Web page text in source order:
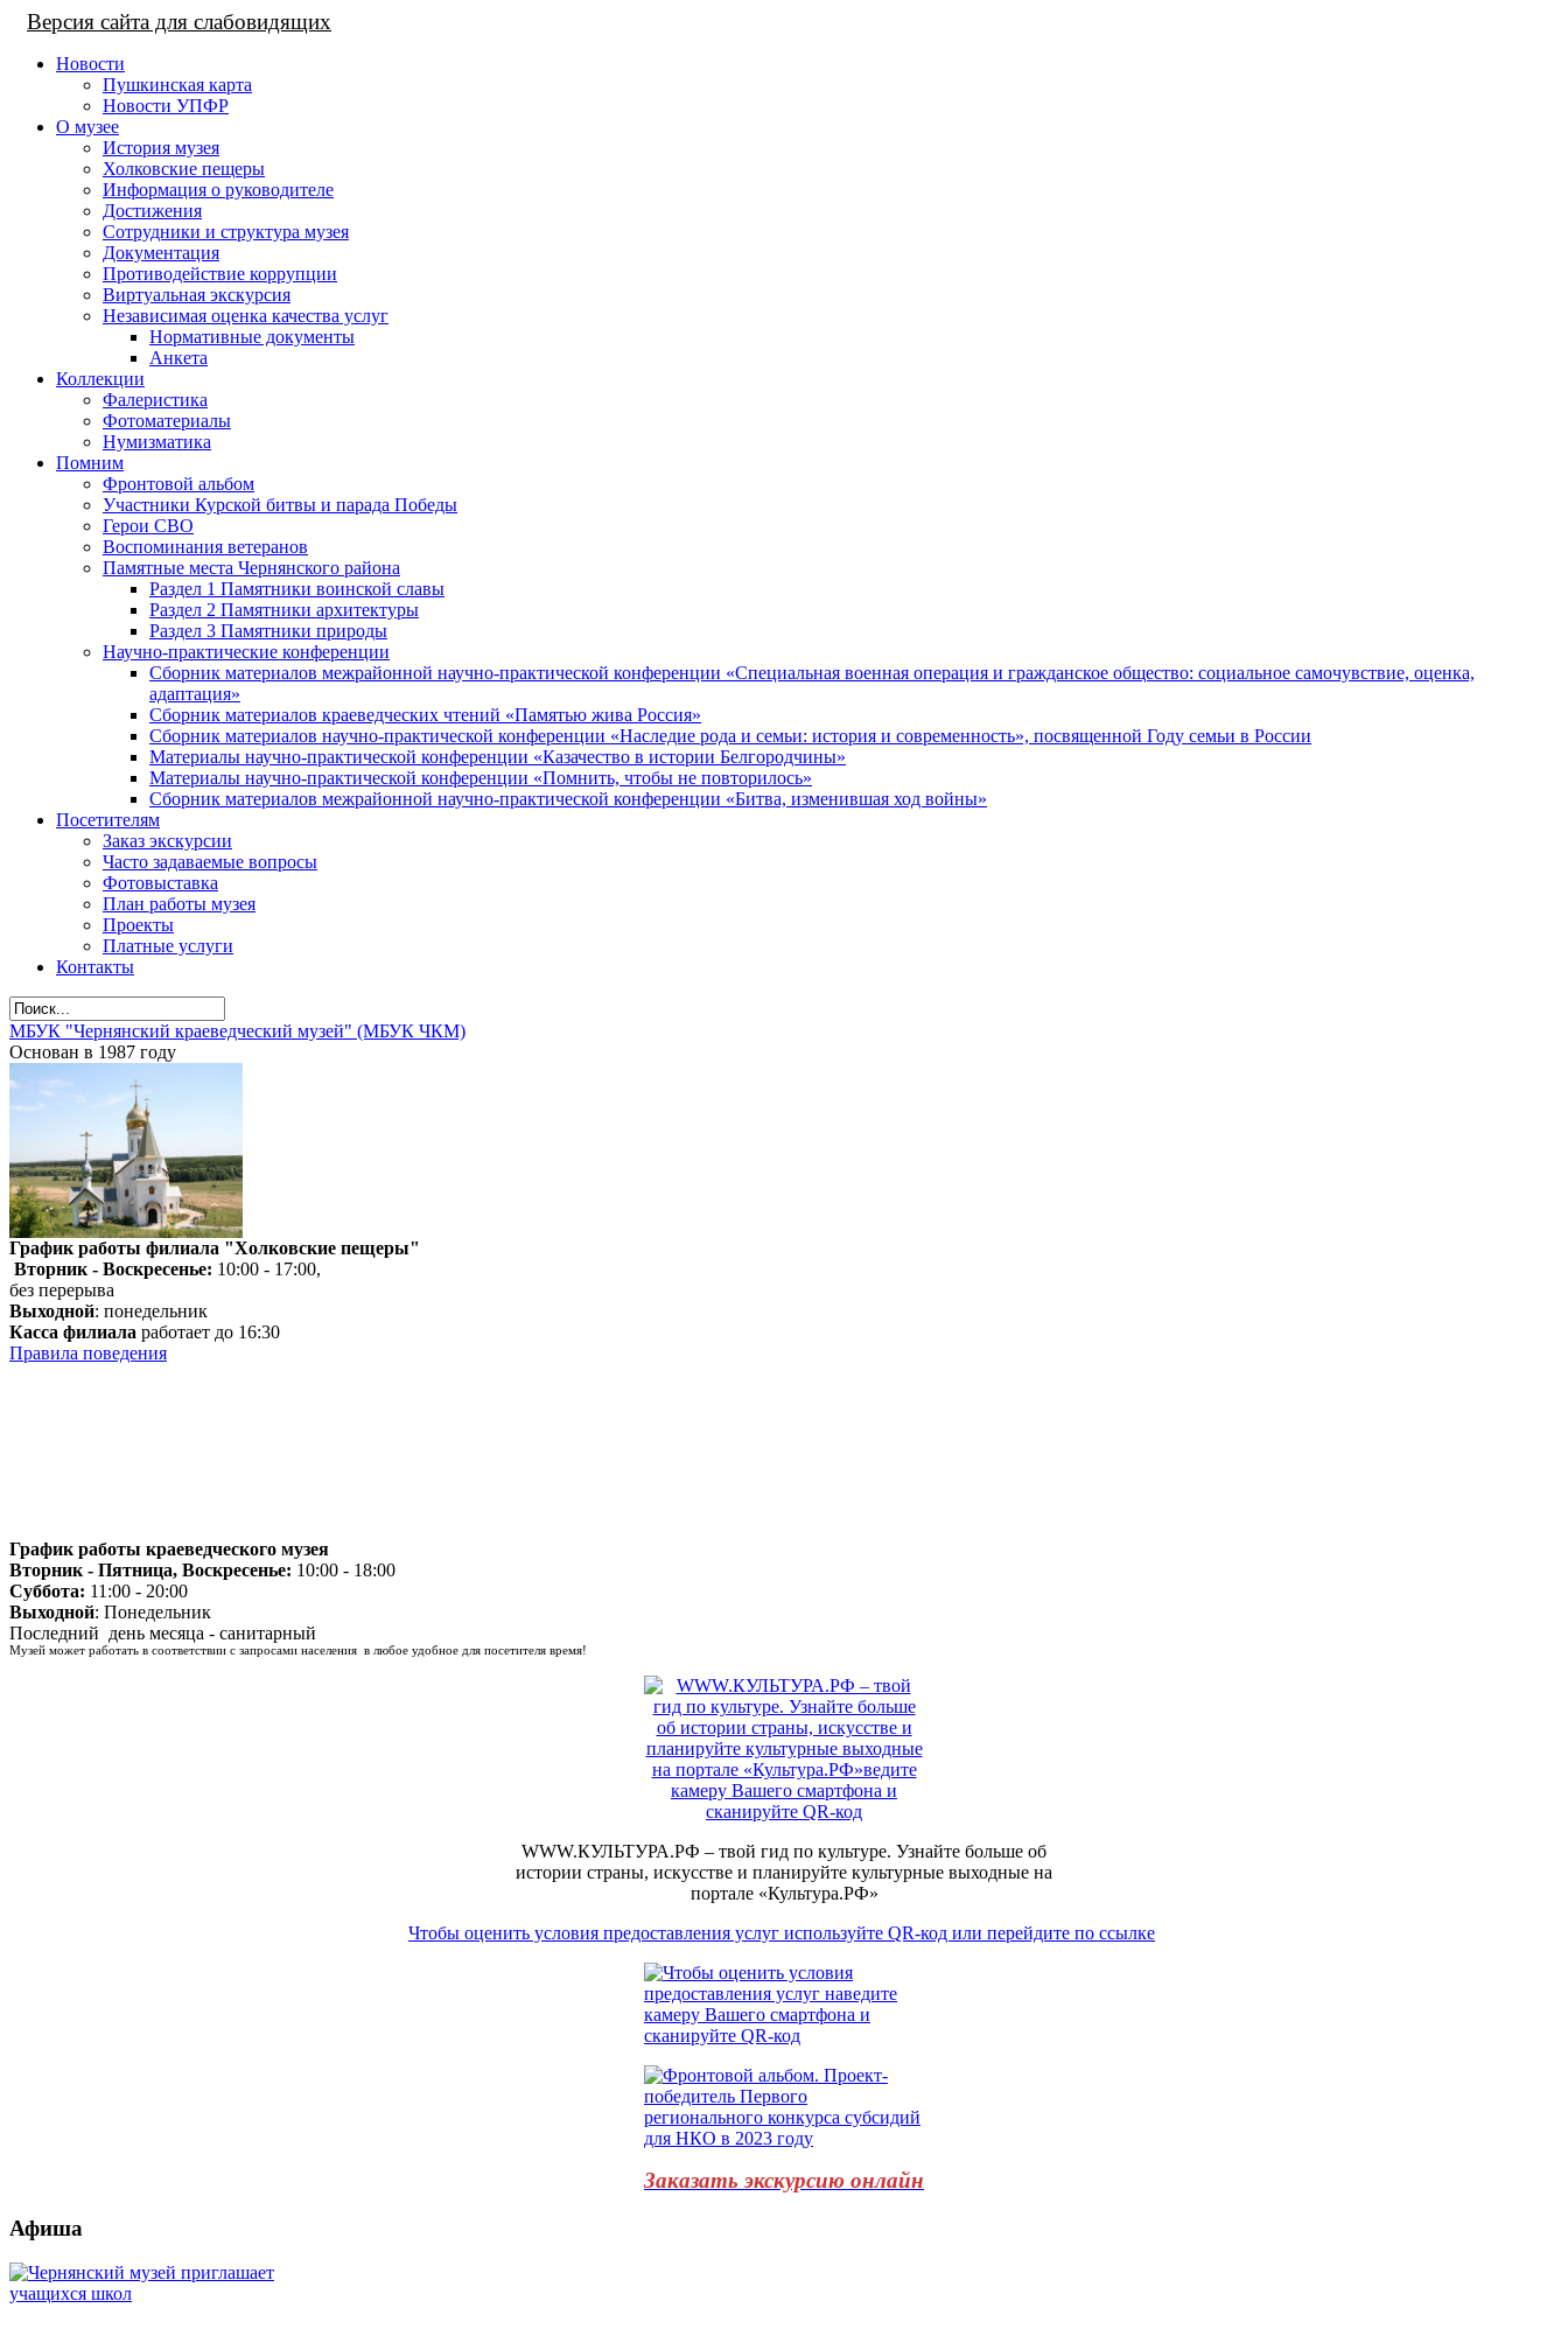
Версия сайта для слабовидящих
Новости
Пушкинская карта
Новости УПФР
О музее
История музея
Холковские пещеры
Информация о руководителе
Достижения
Сотрудники и структура музея
Документация
Противодействие коррупции
Виртуальная экскурсия
Независимая оценка качества услуг
Нормативные документы
Анкета
Коллекции
Фалеристика
Фотоматериалы
Нумизматика
Помним
Фронтовой альбом
Участники Курской битвы и парада Победы
Герои СВО
Воспоминания ветеранов
Памятные места Чернянского района
Раздел 1 Памятники воинской славы
Раздел 2 Памятники архитектуры
Раздел 3 Памятники природы
Научно-практические конференции
Сборник материалов межрайонной научно-практической конференции «Специальная военная операция и гражданское общество: социальное самочувствие, оценка,
адаптация»
Сборник материалов краеведческих чтений «Памятью жива Россия»
Сборник материалов научно-практической конференции «Наследие рода и семьи: история и современность», посвященной Году семьи в России
Материалы научно-практической конференции «Казачество в истории Белгородчины»
Материалы научно-практической конференции «Помнить, чтобы не повторилось»
Сборник материалов межрайонной научно-практической конференции «Битва, изменившая ход войны»
Посетителям
Заказ экскурсии
Часто задаваемые вопросы
Фотовыставка
План работы музея
Проекты
Платные услуги
Контакты
МБУК "Чернянский краеведческий музей" (МБУК ЧКМ)
Основан в 1987 году
График работы филиала "Холковские пещеры"
Вторник - Воскресенье: 10:00 - 17:00,
без перерыва
Выходной: понедельник
Касса филиала работает до 16:30
Правила поведения
График работы краеведческого музея
Вторник - Пятница, Воскресенье: 10:00 - 18:00
Суббота: 11:00 - 20:00
Выходной: Понедельник
Последний день месяца - санитарный
Музей может работать в соответствии с запросами населения в любое удобное для посетителя время!
WWW.КУЛЬТУРА.РФ – твой гид по культуре. Узнайте больше об
истории страны, искусстве и планируйте культурные выходные на
портале «Культура.РФ»
Чтобы оценить условия предоставления услуг используйте QR-код или перейдите по ссылке
Заказать экскурсию онлайн
Афиша